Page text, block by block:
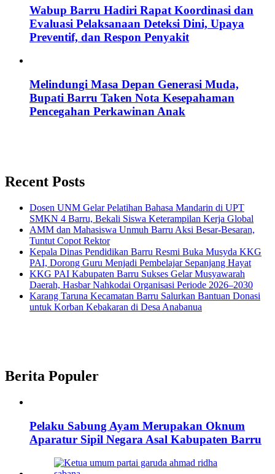
Wabup Barru Hadiri Rapat Koordinasi dan
Evaluasi Pelaksanaan Deteksi Dini, Upaya
Preventif, dan Respon Penyakit
Melindungi Masa Depan Generasi Muda,
Bupati Barru Taken Nota Kesepahaman
Pencegahan Perkawinan Anak
Recent Posts
Dosen UNM Gelar Pelatihan Bahasa Mandarin di UPT
SMKN 4 Barru, Bekali Siswa Keterampilan Kerja Global
AMM dan Mahasiswa Unmuh Barru Aksi Besar-Besaran,
Tuntut Copot Rektor
Kepala Dinas Pendidikan Barru Resmi Buka Musyda KKG
PAI, Dorong Guru Menjadi Pembelajar Sepanjang Hayat
KKG PAI Kabupaten Barru Sukses Gelar Musyawarah
Daerah, Hasbar Nahkodai Organisasi Periode 2026–2030
Karang Taruna Kecamatan Barru Salurkan Bantuan Donasi
untuk Korban Kebakaran di Desa Anabanua
Berita Populer
Pelaku Sabung Ayam Merupakan Oknum
Aparatur Sipil Negara Asal Kabupaten Barru